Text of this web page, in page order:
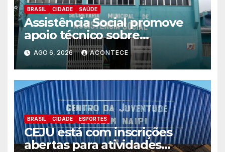
BRASIL CIDADE SAÚDE
Assistência Social promove
apoio técnico sobre
preparação e resposta a
situações de emergência e
calamidade pública
AGO 6, 2026 ACONTECE
BRASIL CIDADE ESPORTES
CEJU está com inscrições
abertas para atividades